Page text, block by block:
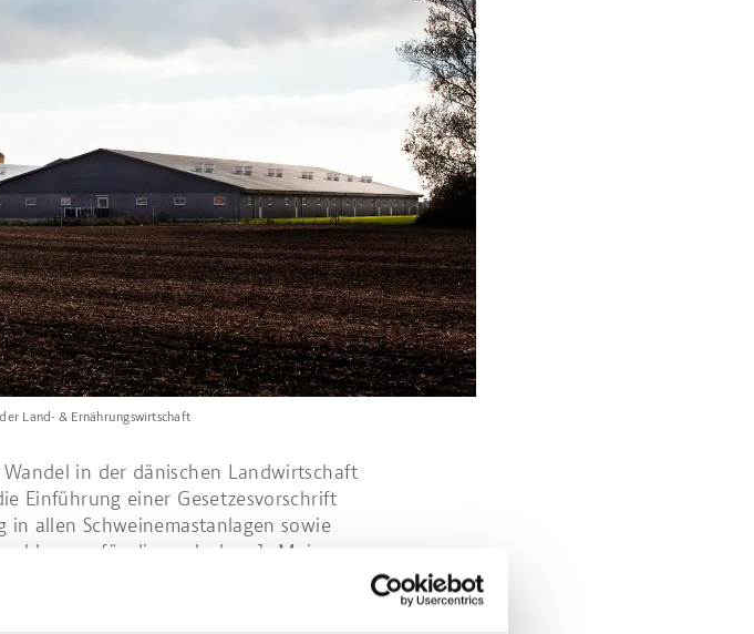
Land- & Ernährungswirtschaft
in der dänischen Landwirtschaft
Einführung einer Gesetzesvorschrift
in allen Schweinemastanlagen sowie
für die nach dem 1. Mai